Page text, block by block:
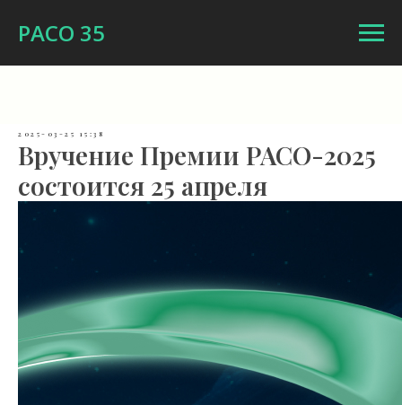
РАСО 35
2025-03-25 15:38
Вручение Премии РАСО-2025
состоится 25 апреля